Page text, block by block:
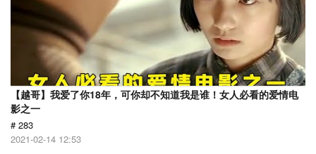
【越哥】我爱了你18年，可你却不知道我是谁！女人必看的爱情电
影之一
# 283
2021-02-14 12:53